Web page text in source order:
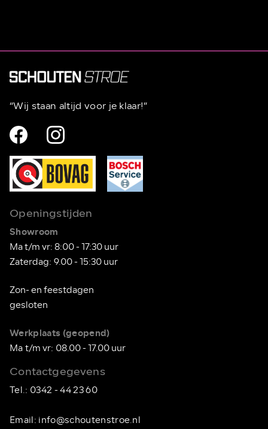
“Wij staan altijd voor je klaar!”
Openingstijden
Showroom
Ma t/m vr: 8:00 - 17:30 uur
Zaterdag: 9.00 - 15:30 uur
Zon- en feestdagen
gesloten
Werkplaats (geopend)
Ma t/m vr: 08.00 - 17.00 uur
Contactgegevens
Tel.: 0342 - 44 23 60
Email: info@schoutenstroe.nl